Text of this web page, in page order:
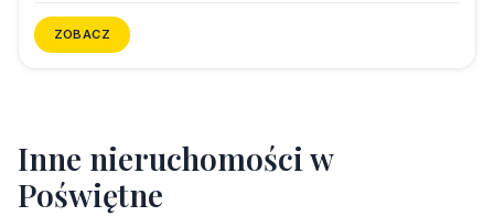
ZOBACZ
Inne nieruchomości w
Poświętne